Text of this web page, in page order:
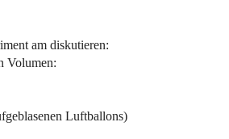
am diskutieren:
Volumen:
Luftballons)